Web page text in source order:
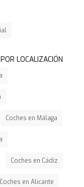
LOCALIZACIÓN
Coches en Málaga
Coches en Cádiz
Coches en Alicante